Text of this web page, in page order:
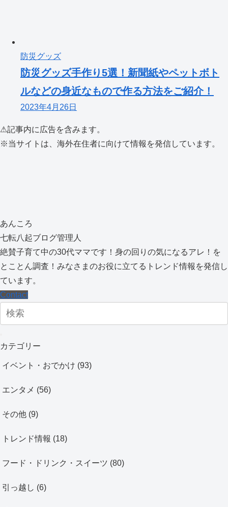
防災グッズ
防災グッズ手作り5選！新聞紙やペットボト
ルなどの身近なもので作る方法をご紹介！
2023年4月26日
⚠︎記事内に広告を含みます。
※当サイトは、海外在住者に向けて情報を発信しています。
あんころ
七転八起ブログ管理人
絶賛子育て中の30代ママです！身の回りの気になるアレ！を
とことん調査！みなさまのお役に立てるトレンド情報を発信し
ています。
Contact
カテゴリー
イベント・おでかけ (93)
エンタメ (56)
その他 (9)
トレンド情報 (18)
フード・ドリンク・スイーツ (80)
引っ越し (6)